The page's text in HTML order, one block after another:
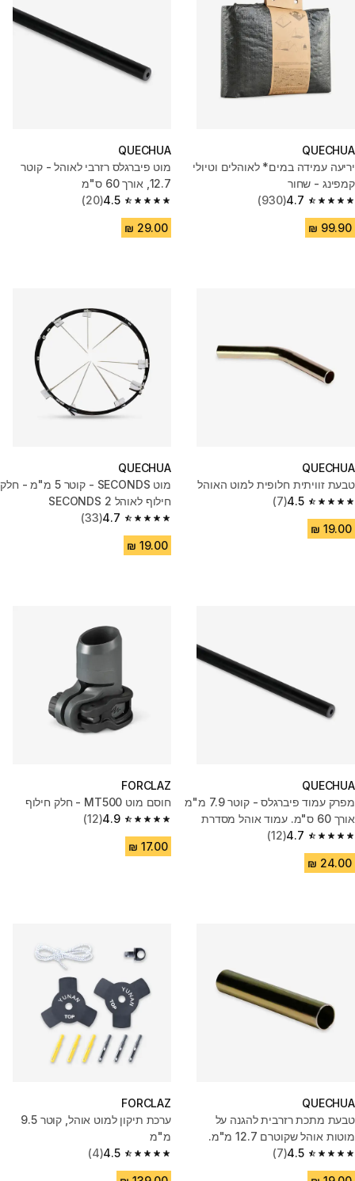
QUECHUA
יריעה עמידה במים* לאוהלים וטיולי
קמפינג - שחור
4.7
4.7 out of 5 stars from 930 reviews
(930)
QUECHUA
מוט פיברגלס רזרבי לאוהל - קוטר
12.7, אורך 60 ס"מ
4.5
4.5 out of 5 stars from 20 reviews
(20)
QUECHUA
טבעת זוויתית חלופית למוט האוהל
4.5
4.5 out of 5 stars from 7 reviews
(7)
QUECHUA
מוט SECONDS - קוטר 5 מ"מ - חלק
חילוף לאוהל 2 SECONDS
4.7
4.7 out of 5 stars from 33 reviews
(33)
QUECHUA
מפרק עמוד פיברגלס - קוטר 7.9 מ"מ
אורך 60 ס"מ. עמוד אוהל מסדרת
Quechua
4.7
4.7 out of 5 stars from 12 reviews
(12)
FORCLAZ
חוסם מוט MT500 - חלק חילוף
4.9
4.9 out of 5 stars from 12 reviews
(12)
QUECHUA
טבעת מתכת רזרבית להגנה על
מוטות אוהל שקוטרם 12.7 מ"מ.
4.5
4.5 out of 5 stars from 7 reviews
(7)
FORCLAZ
ערכת תיקון למוט אוהל, קוטר 9.5
מ"מ
4.5
4.5 out of 5 stars from 4 reviews
(4)